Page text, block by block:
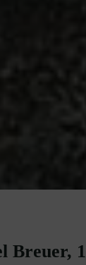
Breuer,